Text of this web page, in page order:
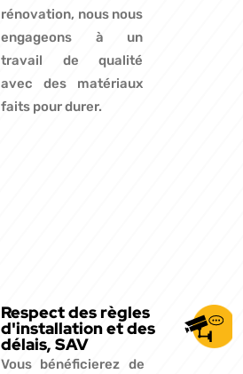
rénovation, nous nous
engageons à un
travail de qualité
avec des matériaux
faits pour durer.
Respect des règles
d'installation et des
délais, SAV
Vous bénéficierez de